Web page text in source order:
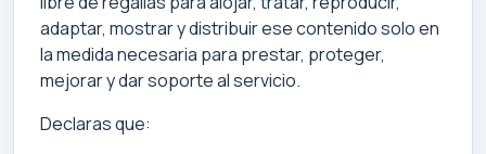
adaptar, mostrar y distribuir ese contenido solo en
la medida necesaria para prestar, proteger,
mejorar y dar soporte al servicio.
Declaras que: